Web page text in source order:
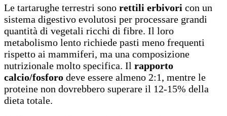
Le tartarughe terrestri sono rettili erbivori con un
sistema digestivo evolutosi per processare grandi
quantità di vegetali ricchi di fibre. Il loro
metabolismo lento richiede pasti meno frequenti
rispetto ai mammiferi, ma una composizione
nutrizionale molto specifica. Il rapporto
calcio/fosforo deve essere almeno 2:1, mentre le
proteine non dovrebbero superare il 12-15% della
dieta totale.